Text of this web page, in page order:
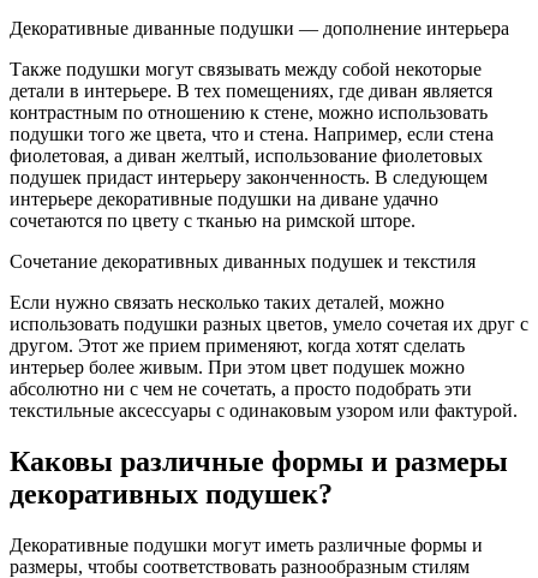
Декоративные диванные подушки — дополнение интерьера
Также подушки могут связывать между собой некоторые
детали в интерьере. В тех помещениях, где диван является
контрастным по отношению к стене, можно использовать
подушки того же цвета, что и стена. Например, если стена
фиолетовая, а диван желтый, использование фиолетовых
подушек придаст интерьеру законченность. В следующем
интерьере декоративные подушки на диване удачно
сочетаются по цвету с тканью на римской шторе.
Сочетание декоративных диванных подушек и текстиля
Если нужно связать несколько таких деталей, можно
использовать подушки разных цветов, умело сочетая их друг с
другом. Этот же прием применяют, когда хотят сделать
интерьер более живым. При этом цвет подушек можно
абсолютно ни с чем не сочетать, а просто подобрать эти
текстильные аксессуары с одинаковым узором или фактурой.
Каковы различные формы и размеры
декоративных подушек?
Декоративные подушки могут иметь различные формы и
размеры, чтобы соответствовать разнообразным стилям